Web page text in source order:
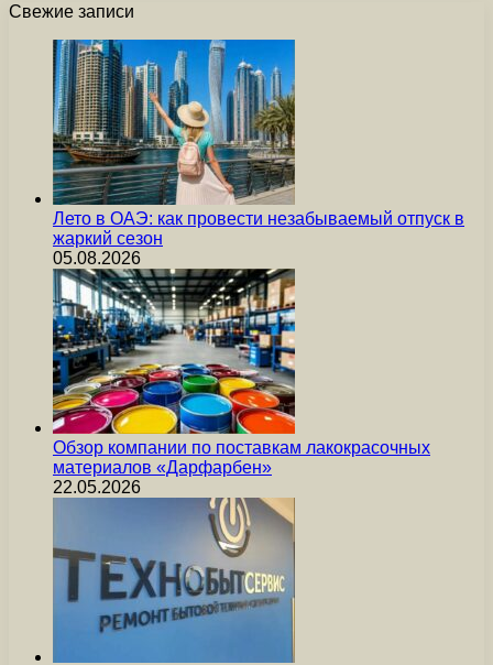
Свежие записи
Лето в ОАЭ: как провести незабываемый отпуск в
жаркий сезон
05.08.2026
Обзор компании по поставкам лакокрасочных
материалов «Дарфарбен»
22.05.2026